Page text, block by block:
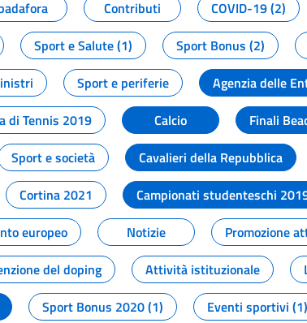
Contributi COVID-19 (2)
Sport e Salute (1) Sport Bonus (2)
Sport e periferie Agenzia delle
di Tennis 2019 Calcio Finali
Sport e società Cavalieri della Repubblica
Cortina 2021 Campionati studenteschi
europeo Notizie Promozione
del doping Attività istituzionale
Sport Bonus 2020 (1) Eventi sportivi (1)